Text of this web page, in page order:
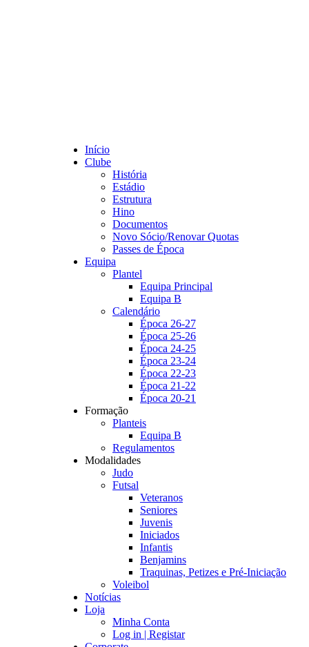
Início
Clube
História
Estádio
Estrutura
Hino
Documentos
Novo Sócio/Renovar Quotas
Passes de Época
Equipa
Plantel
Equipa Principal
Equipa B
Calendário
Época 26-27
Época 25-26
Época 24-25
Época 23-24
Época 22-23
Época 21-22
Época 20-21
Formação
Planteis
Equipa B
Regulamentos
Modalidades
Judo
Futsal
Veteranos
Seniores
Juvenis
Iniciados
Infantis
Benjamins
Traquinas, Petizes e Pré-Iniciação
Voleibol
Notícias
Loja
Minha Conta
Log in | Registar